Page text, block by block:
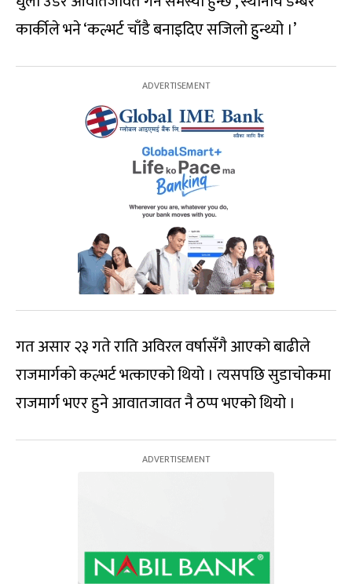
कार्कीले भने ‘कल्भर्ट चाँडै बनाइदिए सजिलो हुुन्थ्यो ।’
गत असार २३ गते राति अविरल वर्षासँगै आएको बाढीले
राजमार्गको कल्भर्ट भत्काएको थियो । त्यसपछि सुडाचोकमा
राजमार्ग भएर हुने आवातजावत नै ठप्प भएको थियो ।